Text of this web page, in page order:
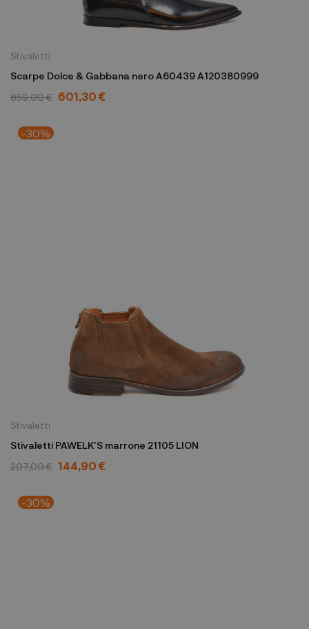
Stivaletti
Scarpe Dolce & Gabbana nero A60439 A120380999
859,00 € 601,30 €
-30%
Stivaletti
Stivaletti PAWELK'S marrone 21105 LION
207,00 € 144,90 €
-30%